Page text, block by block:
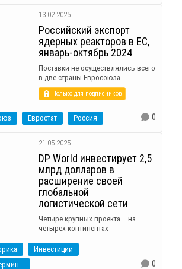
13.02.2025
Российский экспорт
ядерных реакторов в ЕС,
январь-октябрь 2024
Поставки не осуществлялись всего
в две страны Евросоюза
Только для подписчиков
Евростат Россия 0
21.05.2025
DP World инвестирует 2,5
млрд долларов в
расширение своей
глобальной
логистической сети
Четыре крупных проекта – на
четырех континентах
Инвестиции
контейнерные терминалы
0